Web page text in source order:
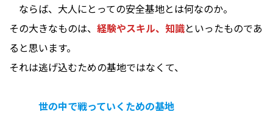
ならば、大人にとっての安全基地とは何なのか。
その大きなものは、 経験やスキル、知識といったものであ
ると思います。
それは逃げ込むための基地ではなくて、
世の中で戦っていくための基地